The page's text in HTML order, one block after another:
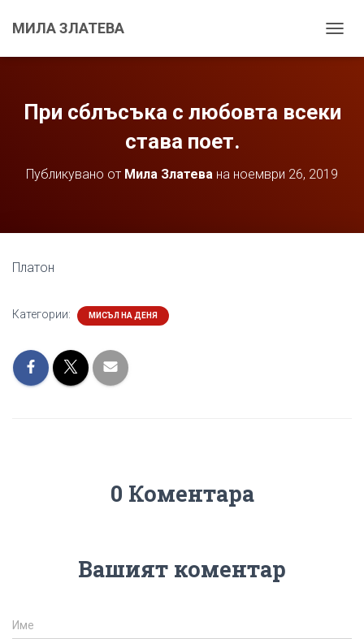
МИЛА ЗЛАТЕВА
Г
Н
Н
При сблъсъка с любовта всеки
става поет.
Публикувано от Мила Златева на ноември 26, 2019
Платон
Категории: МИСЪЛ НА ДЕНЯ
0 Коментара
Вашият коментар
Име